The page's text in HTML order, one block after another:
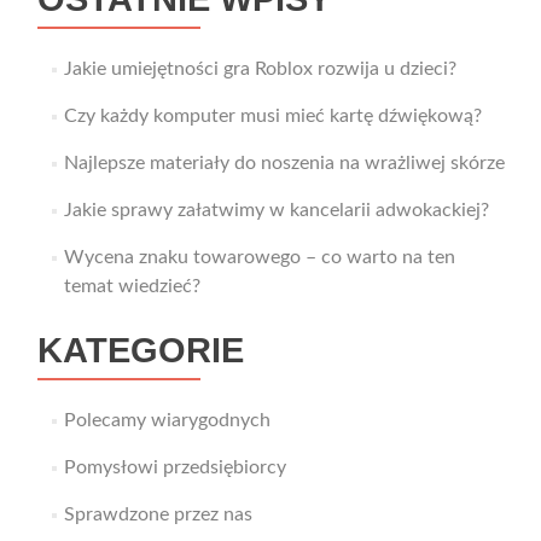
Jakie umiejętności gra Roblox rozwija u dzieci?
Czy każdy komputer musi mieć kartę dźwiękową?
Najlepsze materiały do noszenia na wrażliwej skórze
Jakie sprawy załatwimy w kancelarii adwokackiej?
Wycena znaku towarowego – co warto na ten
temat wiedzieć?
KATEGORIE
Polecamy wiarygodnych
Pomysłowi przedsiębiorcy
Sprawdzone przez nas